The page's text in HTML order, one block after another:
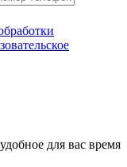
для вас время